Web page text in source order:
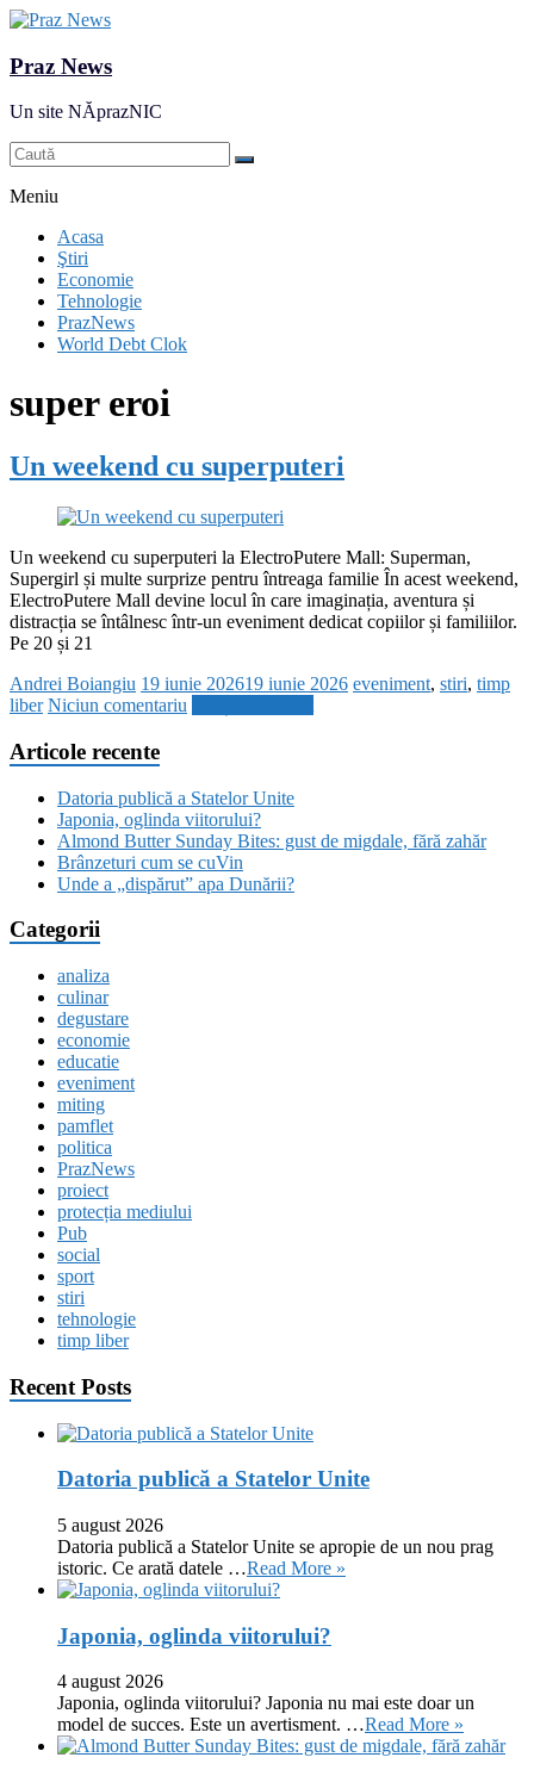
Praz News
Un site NĂprazNIC
Meniu
Acasa
Ştiri
Economie
Tehnologie
PrazNews
World Debt Clok
super eroi
Un weekend cu superputeri
Un weekend cu superputeri la ElectroPutere Mall: Superman,
Supergirl și multe surprize pentru întreaga familie În acest weekend,
ElectroPutere Mall devine locul în care imaginația, aventura și
distracția se întâlnesc într-un eveniment dedicat copiilor și familiilor.
Pe 20 și 21
Andrei Boiangiu 19 iunie 202619 iunie 2026 eveniment, stiri, timp
liber Niciun comentariu
Articole recente
Datoria publică a Statelor Unite
Japonia, oglinda viitorului?
Almond Butter Sunday Bites: gust de migdale, fără zahăr
Brânzeturi cum se cuVin
Unde a „dispărut” apa Dunării?
Categorii
analiza
culinar
degustare
economie
educatie
eveniment
miting
pamflet
politica
PrazNews
proiect
protecția mediului
Pub
social
sport
stiri
tehnologie
timp liber
Recent Posts
Datoria publică a Statelor Unite
5 august 2026
Datoria publică a Statelor Unite se apropie de un nou prag
istoric. Ce arată datele …Read More »
Japonia, oglinda viitorului?
4 august 2026
Japonia, oglinda viitorului? Japonia nu mai este doar un
model de succes. Este un avertisment. …Read More »